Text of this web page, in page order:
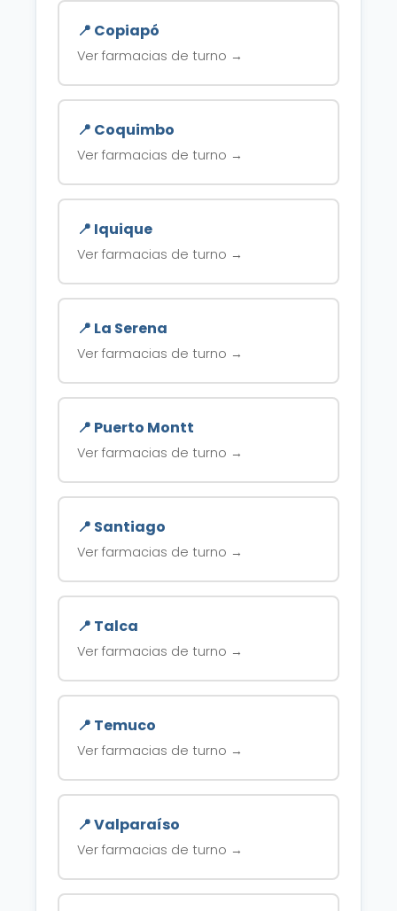
📍 Copiapó
Ver farmacias de turno →
📍 Coquimbo
Ver farmacias de turno →
📍 Iquique
Ver farmacias de turno →
📍 La Serena
Ver farmacias de turno →
📍 Puerto Montt
Ver farmacias de turno →
📍 Santiago
Ver farmacias de turno →
📍 Talca
Ver farmacias de turno →
📍 Temuco
Ver farmacias de turno →
📍 Valparaíso
Ver farmacias de turno →